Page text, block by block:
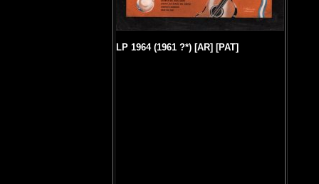
LP 1964 (1961 ?*) [AR] [PAT]